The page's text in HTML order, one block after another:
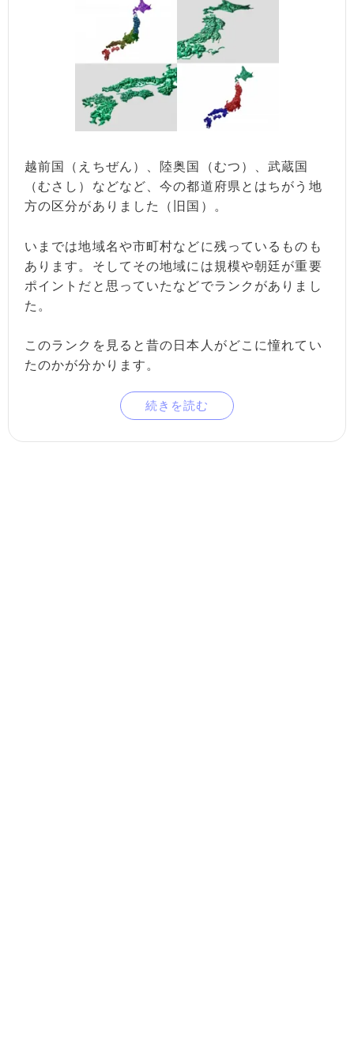
越前国（えちぜん）、陸奥国（むつ）、武蔵国
（むさし）などなど、今の都道府県とはちがう地
方の区分がありました（旧国）。
いまでは地域名や市町村などに残っているものも
あります。そしてその地域には規模や朝廷が重要
ポイントだと思っていたなどでランクがありまし
た。
このランクを見ると昔の日本人がどこに憧れてい
たのかが分かります。
続きを読む